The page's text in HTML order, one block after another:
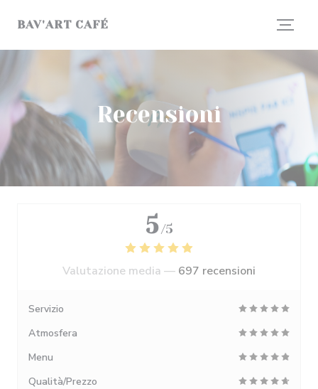
BAV'ART CAFÉ
Recensioni
5 /5
Valutazione media — 697 recensioni
Servizio
Atmosfera
Menu
Qualità/Prezzo